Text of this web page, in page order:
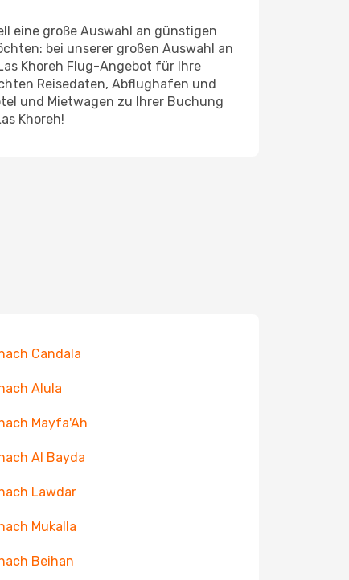
eine große Auswahl an günstigen
bei unserer großen Auswahl an
Khoreh Flug-Angebot für Ihre
Reisedaten, Abflughafen und
und Mietwagen zu Ihrer Buchung
Khoreh!
Candala
Alula
Mayfa'Ah
Al Bayda
Lawdar
Mukalla
Beihan